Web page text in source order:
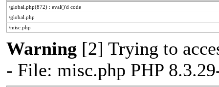
/global.php(872) : eval()'d code
/global.php
/misc.php
Warning [2] Trying to
- File: misc.php PHP